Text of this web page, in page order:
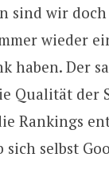
sind wir
wieder
haben. Der
Qualität der
Rankings
sich selbst